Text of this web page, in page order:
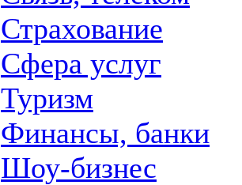
Страхование
Сфера услуг
Туризм
Финансы, банки
Шоу-бизнес